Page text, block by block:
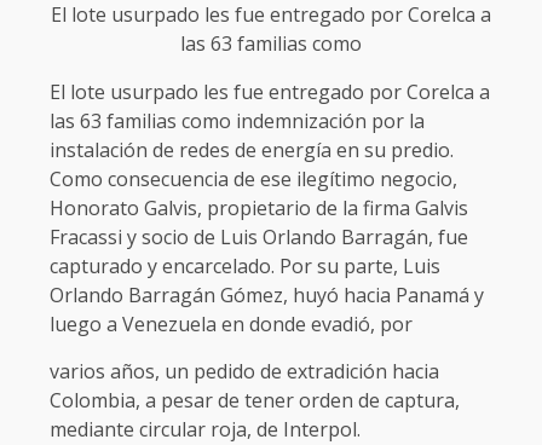
El lote usurpado les fue entregado por Corelca a
las 63 familias como
El lote usurpado les fue entregado por Corelca a
las 63 familias como indemnización por la
instalación de redes de energía en su predio.
Como consecuencia de ese ilegítimo negocio,
Honorato Galvis, propietario de la firma Galvis
Fracassi y socio de Luis Orlando Barragán, fue
capturado y encarcelado. Por su parte, Luis
Orlando Barragán Gómez, huyó hacia Panamá y
luego a Venezuela en donde evadió, por
varios años, un pedido de extradición hacia
Colombia, a pesar de tener orden de captura,
mediante circular roja, de Interpol.